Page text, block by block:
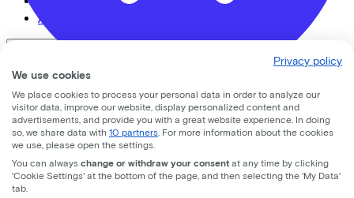
Bike Totaal Smeeing
Koningsweg 16
3762 EC Soest
All brands
E-Bikes
Cargo bikes
Speed pedelecs
Racing bikes
Urban bike
Gravelbikes
Privacy policy
We use cookies
We place cookies to process your personal data in order to analyze our
visitor data, improve our website, display personalized content and
advertisements, and provide you with a great website experience. In doing
so, we share data with 10 partners . For more information about the cookies
we use, please open the settings.
You can always change or withdraw your consent at any time by clicking
'Cookie Settings' at the bottom of the page, and then selecting the 'My Data'
tab.